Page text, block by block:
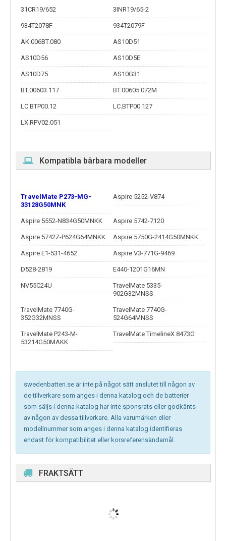
31CR19/652 3INR19/65-2
934T2078F 934T2079F
AK.006BT.080 AS10D51
AS10D56 AS10D5E
AS10D75 AS10G31
BT.00603.117 BT.00605.072M
LC.BTP00.12 LC.BTP00.127
LX.RPV02.051
Kompatibla bärbara modeller
TravelMate P273-MG-
33128G50MNK
Aspire 5252-V874
Aspire 5552-N834G50MNKK Aspire 5742-7120
Aspire 5742Z-P624G64MNKK Aspire 5750G-2414G50MNKK
Aspire E1-531-4652 Aspire V3-771G-9469
D528-2819 E440-1201G16MN
NV55C24U
TravelMate 5335-
902G32MNSS
TravelMate 7740G-
352G32MNSS
TravelMate 7740G-
524G64MNSS
TravelMate P243-M-
53214G50MAKK
TravelMate TimelineX 8473G
swedenbatteri.se är inte på något sätt anslutet till någon av
de tillverkare som anges i denna katalog och de batterier
som säljs i denna katalog har inte sponsrats eller godkänts
av någon av dessa tillverkare. Alla varumärken eller
modellnummer som anges i denna katalog identifieras
endast för kompatibilitet eller korsreferensändamål.
FRAKTSÄTT